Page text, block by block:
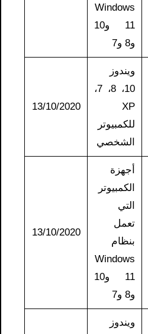
Windows
11 و10
و8 و7
ويندوز
10، 8، 7،
XP
للكمبيوتر
الشخصي
13/10/2020
أجهزة
الكمبيوتر
التي
تعمل
بنظام
Windows
11 و10
و8 و7
13/10/2020
ويندوز